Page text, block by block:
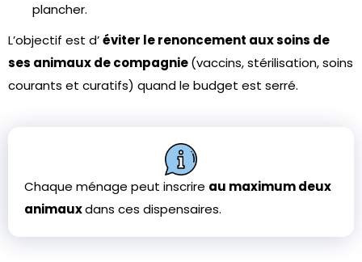
plancher.
L’objectif est d’éviter le renoncement aux soins de
ses animaux de compagnie(vaccins, stérilisation, soins
courants et curatifs) quand le budget est serré.
Chaque ménage peut inscrire au maximum deux
animauxdans ces dispensaires.